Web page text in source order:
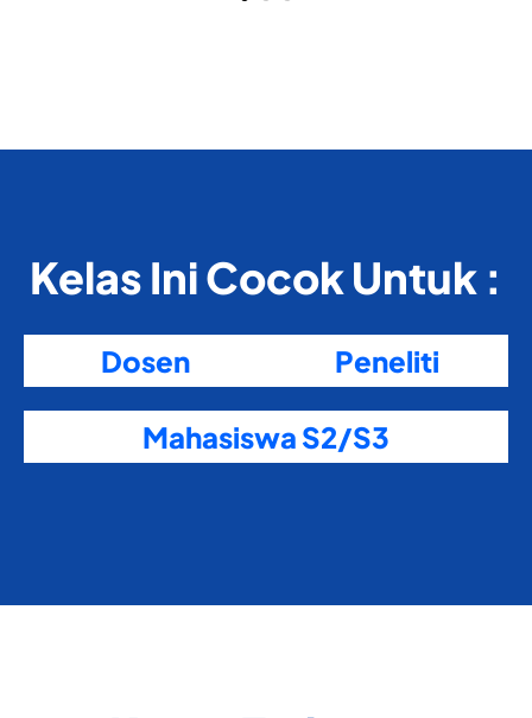
Kelas Ini Cocok Untuk :
Dosen Peneliti
Mahasiswa S2/S3